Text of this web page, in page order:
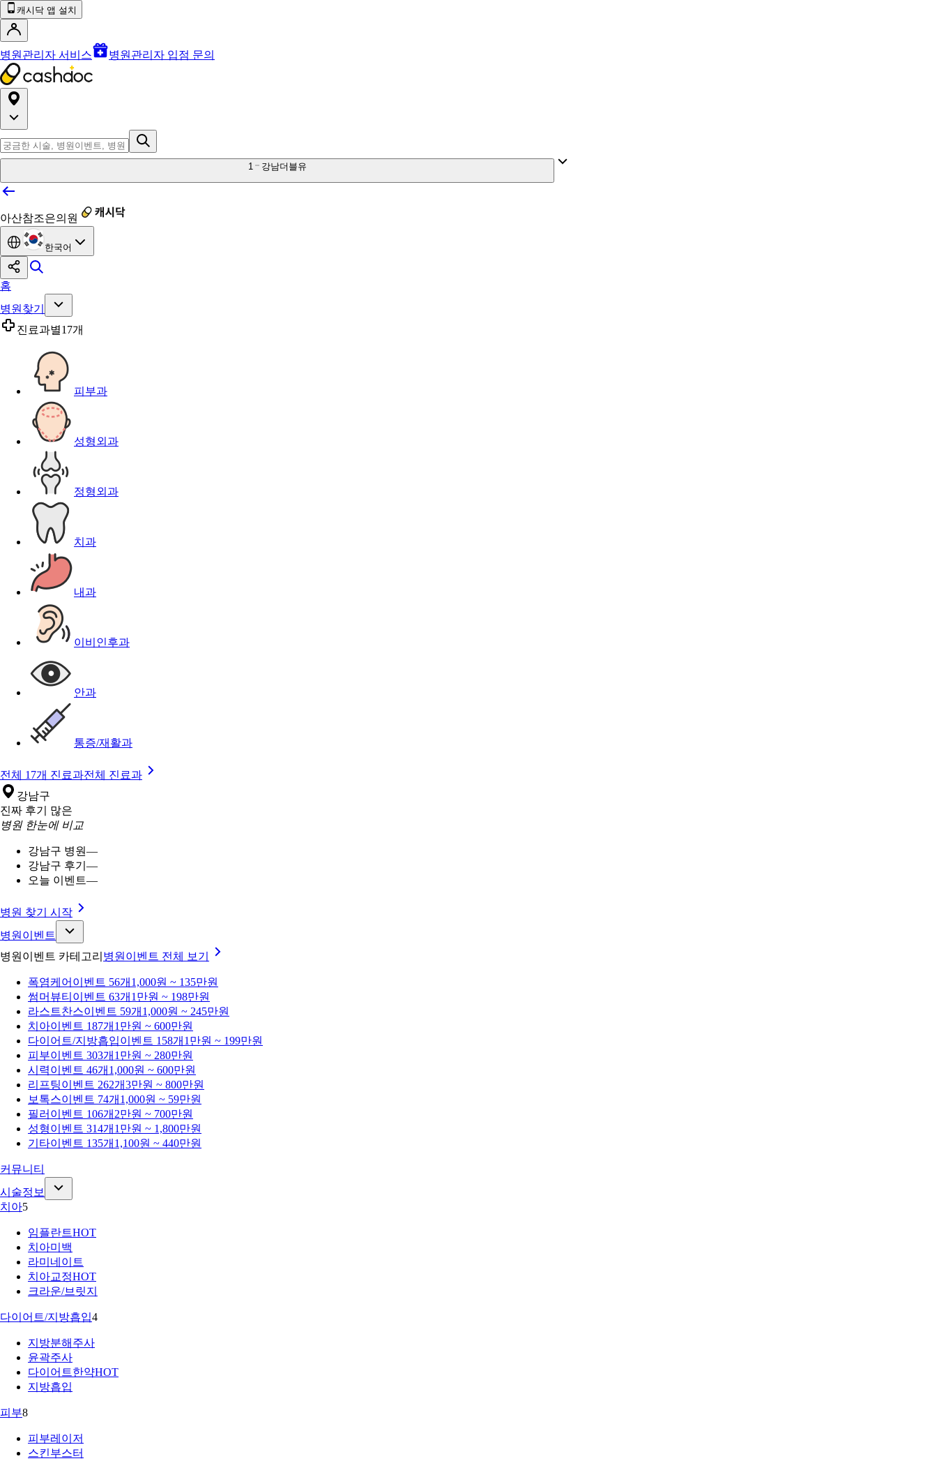
캐시닥 앱 설치
병원관리자 서비스 병원관리자 입점 문의
1 강남더블유
아산참조은의원
한국어
홈
병원찾기
진료과별17개
피부과
성형외과
정형외과
치과
내과
이비인후과
안과
통증/재활과
전체 17개 진료과전체 진료과
강남구
진짜 후기 많은
병원 한눈에 비교
강남구 병원—
강남구 후기 —
오늘 이벤트—
병원 찾기 시작
병원이벤트
병원이벤트 카테고리 병원이벤트 전체 보기
폭염케어 이벤트 56개 1,000원 ~ 135만원
썸머뷰티 이벤트 63개 1만원 ~ 198만원
라스트찬스이벤트 59개 1,000원 ~ 245만원
치아이벤트 187개 1만원 ~ 600만원
다이어트/지방흡입이벤트 158개 1만원 ~ 199만원
피부이벤트 303개 1만원 ~ 280만원
시력이벤트 46개 1,000원 ~ 600만원
리프팅이벤트 262개3만원 ~ 800만원
보톡스이벤트 74개 1,000원 ~ 59만원
필러 이벤트 106개 2만원 ~ 700만원
성형이벤트 314개 1만원 ~ 1,800만원
기타이벤트 135개 1,100원 ~ 440만원
커뮤니티
시술정보
치아5
임플란트HOT
치아미백
라미네이트
치아교정HOT
크라운/브릿지
다이어트/지방흡입4
지방분해주사
윤곽주사
다이어트한약HOT
지방흡입
피부8
피부레이저
스킨부스터